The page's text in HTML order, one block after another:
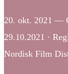
20. okt. 2021 —
29.10.2021 ·
Nordisk Film